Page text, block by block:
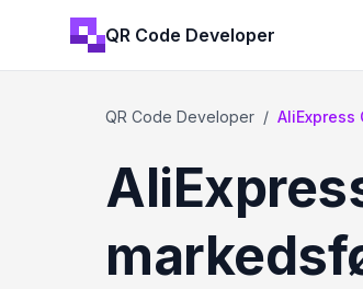
QR Code Developer
QR Code Developer / AliExpress